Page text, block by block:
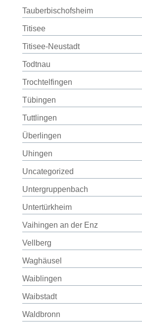
Tauberbischofsheim
Titisee
Titisee-Neustadt
Todtnau
Trochtelfingen
Tübingen
Tuttlingen
Überlingen
Uhingen
Uncategorized
Untergruppenbach
Untertürkheim
Vaihingen an der Enz
Vellberg
Waghäusel
Waiblingen
Waibstadt
Waldbronn